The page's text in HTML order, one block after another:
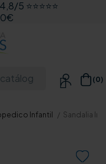
5 ⭐⭐⭐⭐⭐
 (0)
Infantil Sandalia
